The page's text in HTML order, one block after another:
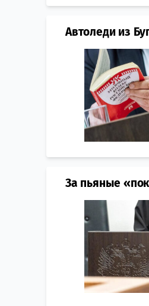
Автоледи из
За пьяные